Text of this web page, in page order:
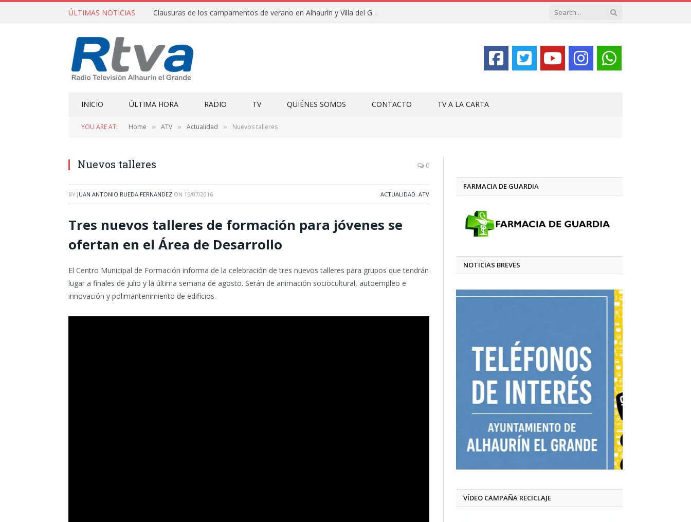
ÚLTIMAS NOTICIAS Clausuras de los campamentos de verano en Alhaurín y Villa del Guadalhorce 2026
INICIO ÚLTIMA HORA RADIO TV QUIÉNES SOMOS CONTACTO TV A LA CARTA
YOU ARE AT: Home » ATV » Actualidad » Nuevos talleres
Nuevos talleres 0
BY JUAN ANTONIO RUEDA FERNANDEZ ON 15/07/2016 ACTUALIDAD, ATV
Tres nuevos talleres de formación para jóvenes se
ofertan en el Área de Desarrollo
El Centro Municipal de Formación informa de la celebración de tres nuevos talleres para grupos que tendrán
lugar a finales de julio y la última semana de agosto. Serán de animación sociocultural, autoempleo e
innovación y polimantenimiento de edificios.
FARMACIA DE GUARDIA
NOTICIAS BREVES
VÍDEO CAMPAÑA RECICLAJE